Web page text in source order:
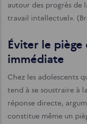
autour des progrès de
travail intellectuel».
Éviter le
immédiate
Chez les adolescents
tend à se soustraire à
réponse directe,
constitue même un